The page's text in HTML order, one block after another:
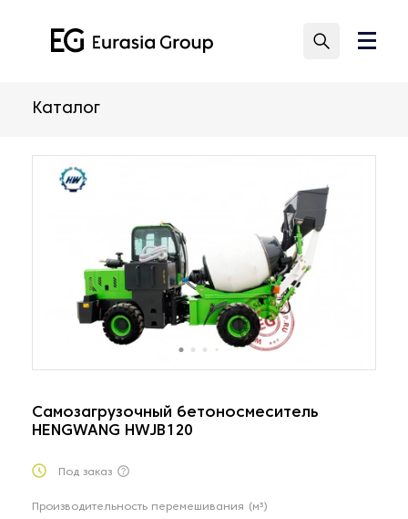
Каталог
Самозагрузочный бетоносмеситель
HENGWANG HWJB120
Под заказ
Производительность перемешивания (м³)